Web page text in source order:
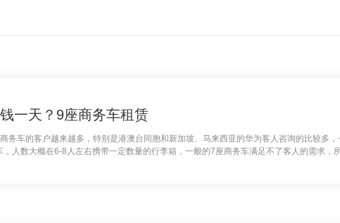
一天？9座商务车租赁
务车的客户越来越多，特别是港澳台同胞和新加坡、马来西亚的华为客人咨询的比较多
人数大概在6-8人左右携带一定数量的行李箱，一般的7座商务车满足不了客人的需求，所